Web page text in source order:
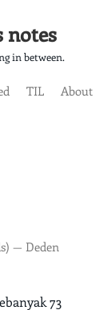
notes
in between.
TIL
About
— Deden
73